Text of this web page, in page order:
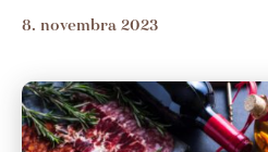
8. novembra 2023